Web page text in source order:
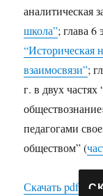
аналитическая
школа”; глава 6
“Историческая
взаимосвязи”;
г. в двух
педагогами
обществом” (
Скачать pdf